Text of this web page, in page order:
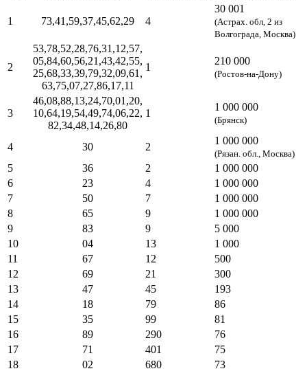
1 73,41,59,37,45,62,29 4
30 001
(Астрах. обл, 2 из
Волгограда, Москва)
2
53,78,52,28,76,31,12,57,
05,84,60,56,21,43,42,55,
25,68,33,39,79,32,09,61,
63,75,07,27,86,17,11
1
210 000
(Ростов-на-Дону)
3
46,08,88,13,24,70,01,20,
10,64,19,54,49,74,06,22,
82,34,48,14,26,80
1
1 000 000
(Брянск)
4 30 2
1 000 000
(Рязан. обл., Москва)
5 36 2
1 000 000
6
23 4
1 000 000
7
50 7
1 000 000
8
65 9
1 000 000
9
83 9
5 000
10
04 13
1 000
11
67 12
500
12
69 21
300
13
47 45
193
14
18 79
86
15
35 99
81
16
89 290
76
17
71 401
75
18
02 680
73